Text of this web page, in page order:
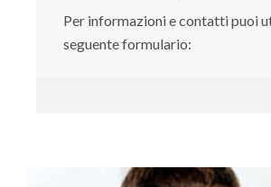
Per informazioni e contatti puoi
seguente formulario: